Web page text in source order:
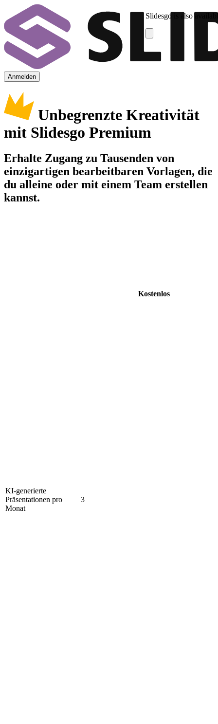
Slidesgo is also
Anmelden
Unbegrenzte Kreativität
mit Slidesgo Premium
Erhalte Zugang zu Tausenden von
einzigartigen bearbeitbaren Vorlagen, die
du alleine oder mit einem Team erstellen
kannst.
Kostenlos
KI-generierte
Präsentationen pro
Monat
3